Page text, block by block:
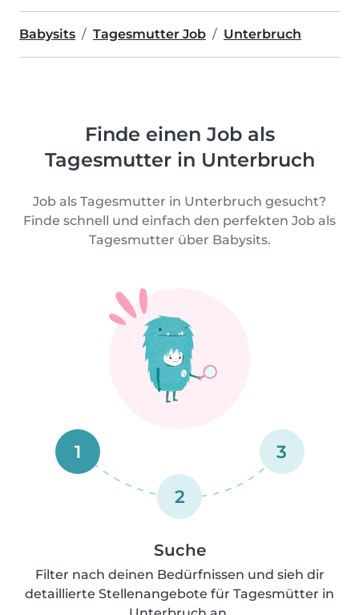
Babysits Tagesmutter Job Unterbruch
Finde einen Job als
Tagesmutter in Unterbruch
Job als Tagesmutter in Unterbruch gesucht?
Finde schnell und einfach den perfekten Job als
Tagesmutter über Babysits.
1
2
3
Suche
Filter nach deinen Bedürfnissen und sieh dir
detaillierte Stellenangebote für Tagesmütter in